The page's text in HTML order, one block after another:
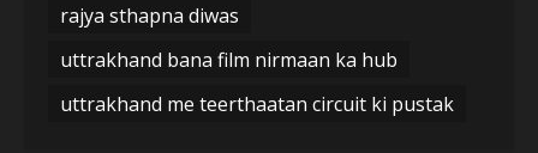
rajya sthapna diwas
uttrakhand bana film nirmaan ka hub
uttrakhand me teerthaatan circuit ki pustak